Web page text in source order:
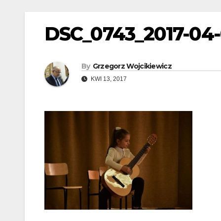
DSC_0743_2017-
By Grzegorz Wojcikiewicz
KWI 13, 2017